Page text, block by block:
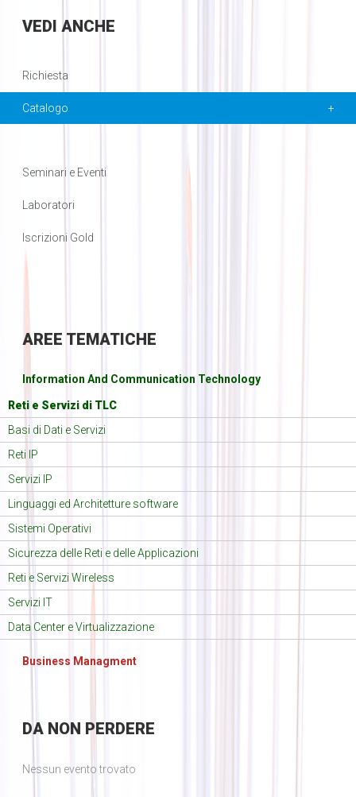
VEDI ANCHE
Richiesta
Catalogo
Seminari e Eventi
Laboratori
Iscrizioni Gold
AREE TEMATICHE
Information And Communication Technology
Reti e Servizi di TLC
Basi di Dati e Servizi
Reti IP
Servizi IP
Linguaggi ed Architetture software
Sistemi Operativi
Sicurezza delle Reti e delle Applicazioni
Reti e Servizi Wireless
Servizi IT
Data Center e Virtualizzazione
Business Managment
DANON PERDERE
Nessun evento trovato